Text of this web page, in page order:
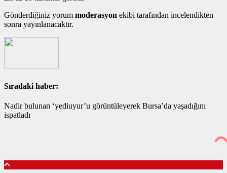
Gönderdiğiniz yorum moderasyon ekibi tarafından incelendikten
sonra yayınlanacaktır.
Sıradaki haber:
Nadir bulunan ‘yediuyur’u görüntüleyerek Bursa’da yaşadığını
ispatladı